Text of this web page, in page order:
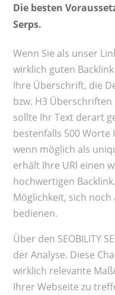
Die besten
Serps.
Wenn Sie als unser
wirklich guten
Ihre Überschrift, die
bzw. H3 Überschriften
sollte Ihr Text derart
bestenfalls 500
wenn möglich als
erhält Ihre URl einen
hochwertigen
Möglichkeit, sich
bedienen.
Über den SEOBILITY
der Analyse. Diese
wirklich relevante
Ihrer Webseite zu